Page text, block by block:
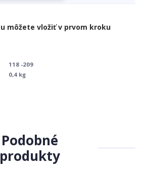
118 -209
0,4 kg
Podobné
produkty